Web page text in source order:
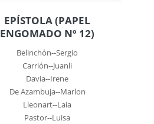
EPÍSTOLA (PAPEL
ENGOMADO Nº 12)
Belinchón--Sergio
Carrión--Juanli
Davia--Irene
De Azambuja--Marlon
Lleonart--Laia
Pastor--Luisa